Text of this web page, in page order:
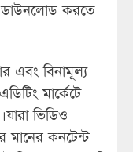
ডাউনলোড করতে
এবং বিনামূল্য
মার্কেটে
যারা ভিডিও
মানের কনটেন্ট